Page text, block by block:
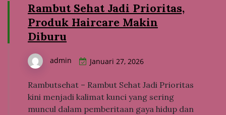
Rambut Sehat Jadi Prioritas,
Produk Haircare Makin
Diburu
admin Januari 27, 2026
Rambutsehat – Rambut Sehat Jadi Prioritas
kini menjadi kalimat kunci yang sering
muncul dalam pemberitaan gaya hidup dan